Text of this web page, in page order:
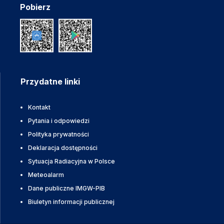
Pobierz
Przydatne linki
Kontakt
Pytania i odpowiedzi
Polityka prywatności
Deklaracja dostępności
Sytuacja Radiacyjna w Polsce
Meteoalarm
Dane publiczne IMGW-PIB
Biuletyn informacji publicznej